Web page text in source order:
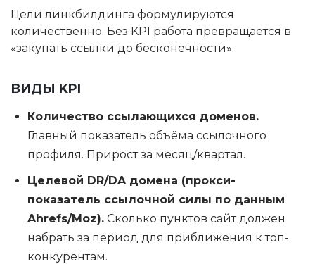
Цели линкбилдинга формулируются
количественно. Без KPI работа превращается в
«закупать ссылки до бесконечности».
ВИДЫ KPI
Количество ссылающихся доменов.
Главный показатель объёма ссылочного
профиля. Прирост за месяц/квартал.
Целевой DR/DA домена (прокси-
показатель ссылочной силы по данным
Ahrefs/Moz). Сколько пунктов сайт должен
набрать за период для приближения к топ-
конкурентам.